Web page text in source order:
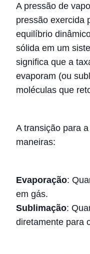
A pressão de
pressão exercida
equilíbrio
sólida em um
significa que a
evaporam (ou
moléculas que
A transição para
maneiras:
Evaporação:
em gás.
Sublimação:
diretamente para